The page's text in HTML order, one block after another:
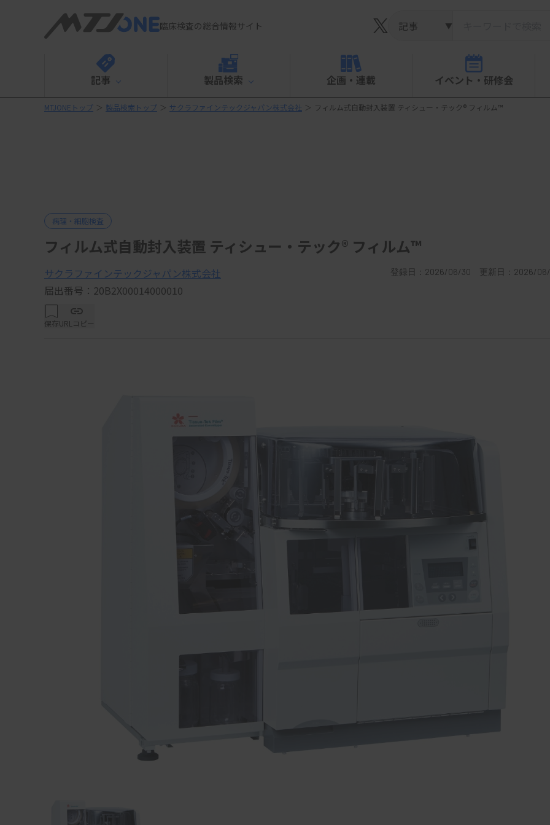
臨床検査の総合情報サイト ▼
記事 製品検索 企画・連載 イベント・研修会
MTJONEトップ ＞ 製品検索トップ ＞ サクラファインテックジャパン株式会社 ＞ フィルム式自動封入装置 ティシュー・テック® フィルム™
病理・細胞検査
フィルム式自動封入装置 ティシュー・テック® フィルム™
サクラファインテックジャパン株式会社
届出番号：20B2X00014000010
登録日：2026/06/30 更新日：2026/
保存URLコピー